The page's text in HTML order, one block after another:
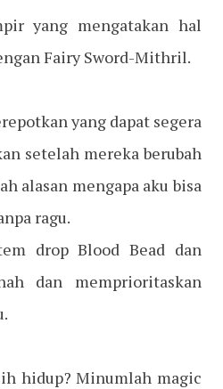
yang mengatakan hal
Fairy Sword-Mithril.
yang dapat segera
setelah mereka berubah
alasan mengapa aku bisa
ragu.
drop Blood Bead dan
dan memprioritaskan
hidup? Minumlah magic